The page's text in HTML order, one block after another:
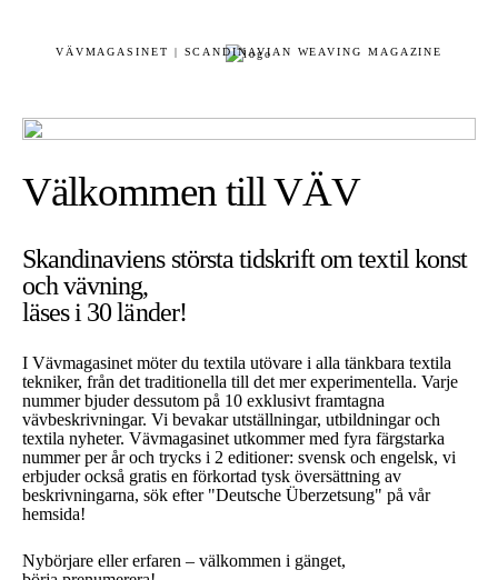
VÄVMAGASINET | SCANDINAVIAN WEAVING MAGAZINE
Välkommen till VÄV
Skandinaviens största tidskrift om textil konst
och vävning,
läses i 30 länder!
I Vävmagasinet möter du textila utövare i alla tänkbara textila
tekniker, från det traditionella till det mer experimentella. Varje
nummer bjuder dessutom på 10 exklusivt framtagna
vävbeskrivningar. Vi bevakar utställningar, utbildningar och
textila nyheter. Vävmagasinet utkommer med fyra färgstarka
nummer per år och trycks i 2 editioner: svensk och engelsk, vi
erbjuder också gratis en förkortad tysk översättning av
beskrivningarna, sök efter "Deutsche Überzetsung" på vår
hemsida!
Nybörjare eller erfaren – välkommen i gänget,